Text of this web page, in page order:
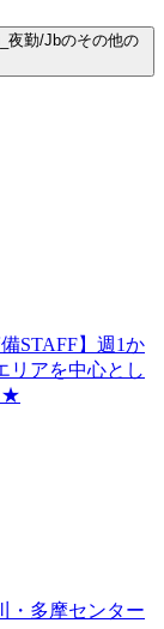
夜勤/Jbのその他の
STAFF】週1か
リアを中心とし
★
・多摩センター